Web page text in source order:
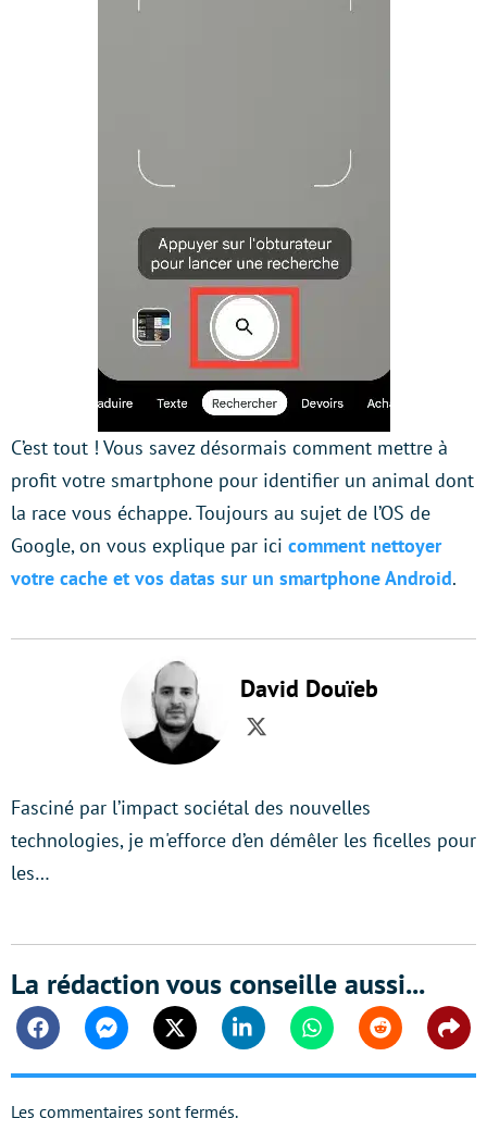
C’est tout ! Vous savez désormais comment mettre à
profit votre smartphone pour identifier un animal dont
la race vous échappe. Toujours au sujet de l’OS de
Google, on vous explique par ici comment nettoyer
votre cache et vos datas sur un smartphone Android.
David Douïeb
Twitter
Fasciné par l’impact sociétal des nouvelles
technologies, je m'efforce d’en démêler les ficelles pour
les…
La rédaction vous conseille aussi...
FacebookMessengerTwitter Linkedin WhatsappReddit
Les commentaires sont fermés.